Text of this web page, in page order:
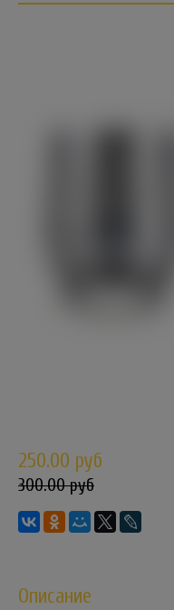
250.00 руб
300.00 руб
Описание